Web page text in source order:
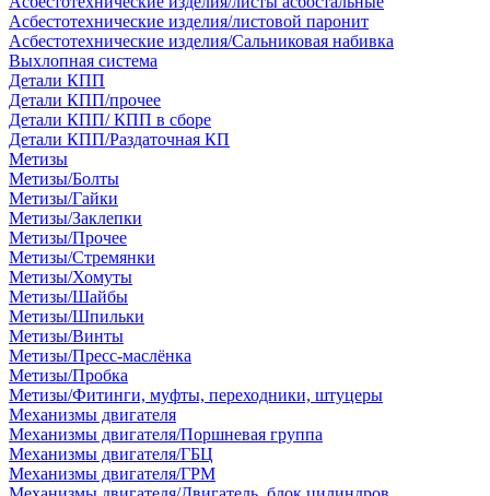
Асбестотехнические изделия/листовой паронит
Асбестотехнические изделия/Сальниковая набивка
Выхлопная система
Детали КПП
Детали КПП/прочее
Детали КПП/ КПП в сборе
Детали КПП/Раздаточная КП
Метизы
Метизы/Болты
Метизы/Гайки
Метизы/Заклепки
Метизы/Прочее
Метизы/Стремянки
Метизы/Хомуты
Метизы/Шайбы
Метизы/Шпильки
Метизы/Винты
Метизы/Пресс-маслёнка
Метизы/Пробка
Метизы/Фитинги, муфты, переходники, штуцеры
Механизмы двигателя
Механизмы двигателя/Поршневая группа
Механизмы двигателя/ГБЦ
Механизмы двигателя/ГРМ